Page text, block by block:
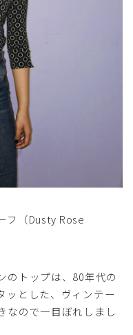
フ（Dusty Rose
のトップは、80年代の
ッとした、ヴィンテー
なので一目ぼれしまし